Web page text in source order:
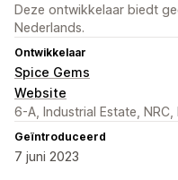
Deze ontwikkelaar biedt
Nederlands.
Ontwikkelaar
Spice Gems
Website
6-A, Industrial Estate, NRC,
Geïntroduceerd
7 juni 2023